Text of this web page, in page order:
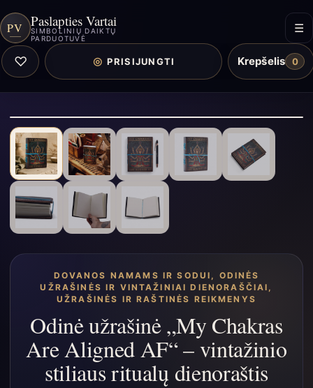
PV Paslapties Vartai
SIMBOLINIŲ DAIKTŲ
PARDUOTUVĖ
☰
♡ ◎ PRISIJUNGTI Krepšelis 0
DOVANOS NAMAMS IR SODUI , ODINĖS
UŽRAŠINĖS IR VINTAŽINIAI DIENORAŠČIAI ,
UŽRAŠINĖS IR RAŠTINĖS REIKMENYS
Odinė užrašinė „My Chakras
Are Aligned AF“ – vintažinio
stiliaus ritualų dienoraštis